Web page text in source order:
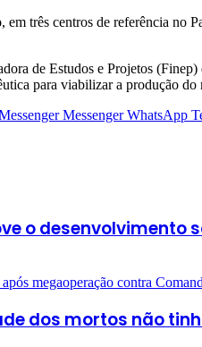
, em três centros de referência no
de Estudos e Projetos
para viabilizar a produção do
Messenger WhatsApp
o desenvolvimento
dos mortos não